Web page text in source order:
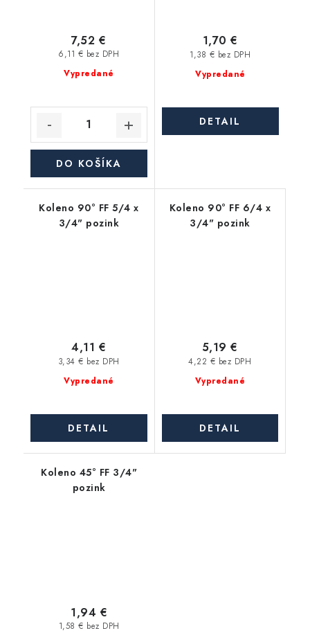
Vypredané
6,11 € bez DPH
7,52 €
DO KOŠÍKA
Vypredané
1,38 € bez DPH
1,70 €
DETAIL
Koleno 90° FF 5/4 x
3/4" pozink
Vypredané
3,34 € bez DPH
4,11 €
DETAIL
Koleno 90° FF 6/4 x
3/4" pozink
Vypredané
4,22 € bez DPH
5,19 €
DETAIL
Koleno 45° FF 3/4"
pozink
1,58 € bez DPH
1,94 €